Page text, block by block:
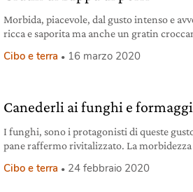
Morbida, piacevole, dal gusto intenso e
ricca e saporita ma anche un gratin
3-4 porri 1 pagnotta di pane di grano duro
Cibo e terra 16 marzo 2020
Canederli ai funghi e
I funghi, sono i protagonisti di queste
pane raffermo rivitalizzato. La morbidezza
di funghi champignon e 8/10 g di porcini
Cibo e terra 24 febbraio 2020